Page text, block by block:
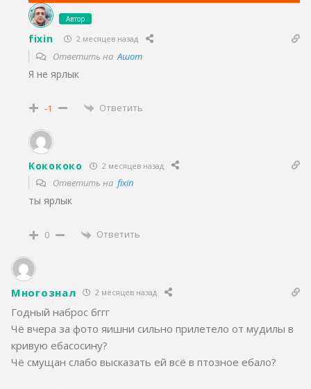
Автор
fixin 2 месяцев назад
Ответить наАшот
Я не ярлык
-1 Ответить
Кокококо 2 месяцев назад
Ответить на fixin
ты ярлык
0 Ответить
Многознал 2 месяцев назад
Годный наброс бггг
Чё вчера за фото яишни сильно прилетело от мудилы в
кривую ебасосину?
Чё смущан слабо высказать ей всё в птозное ебало?